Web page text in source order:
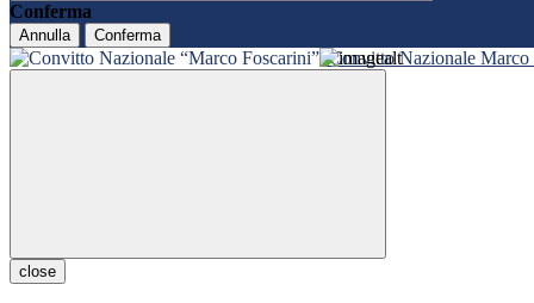
Conferma
Annulla Conferma
Convitto Nazionale Marco
close